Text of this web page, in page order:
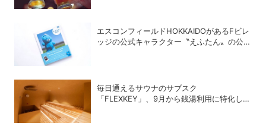
エスコンフィールドHOKKAIDOがあるFビレ
ッジの公式キャラクター〝えふたん〟の公式
毎日通えるサウナのサブスク
「FLEXKEY」、9月から銭湯利用に特化した